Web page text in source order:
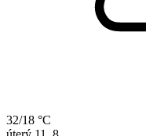
32/18 °C